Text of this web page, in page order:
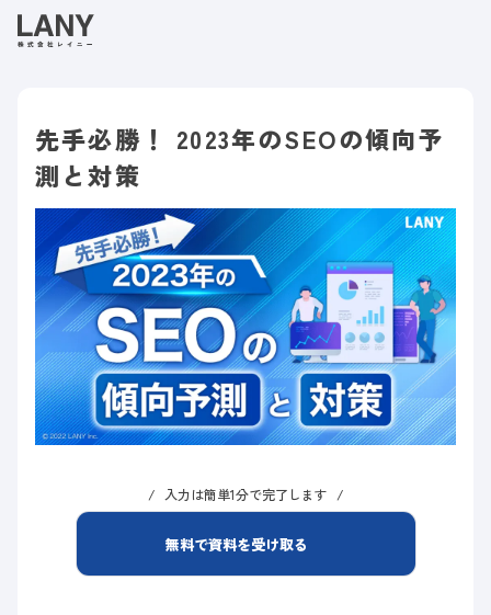
先手必勝！ 2023年のSEOの傾向予
測と対策
入力は簡単1分で完了します
無料で資料を受け取る